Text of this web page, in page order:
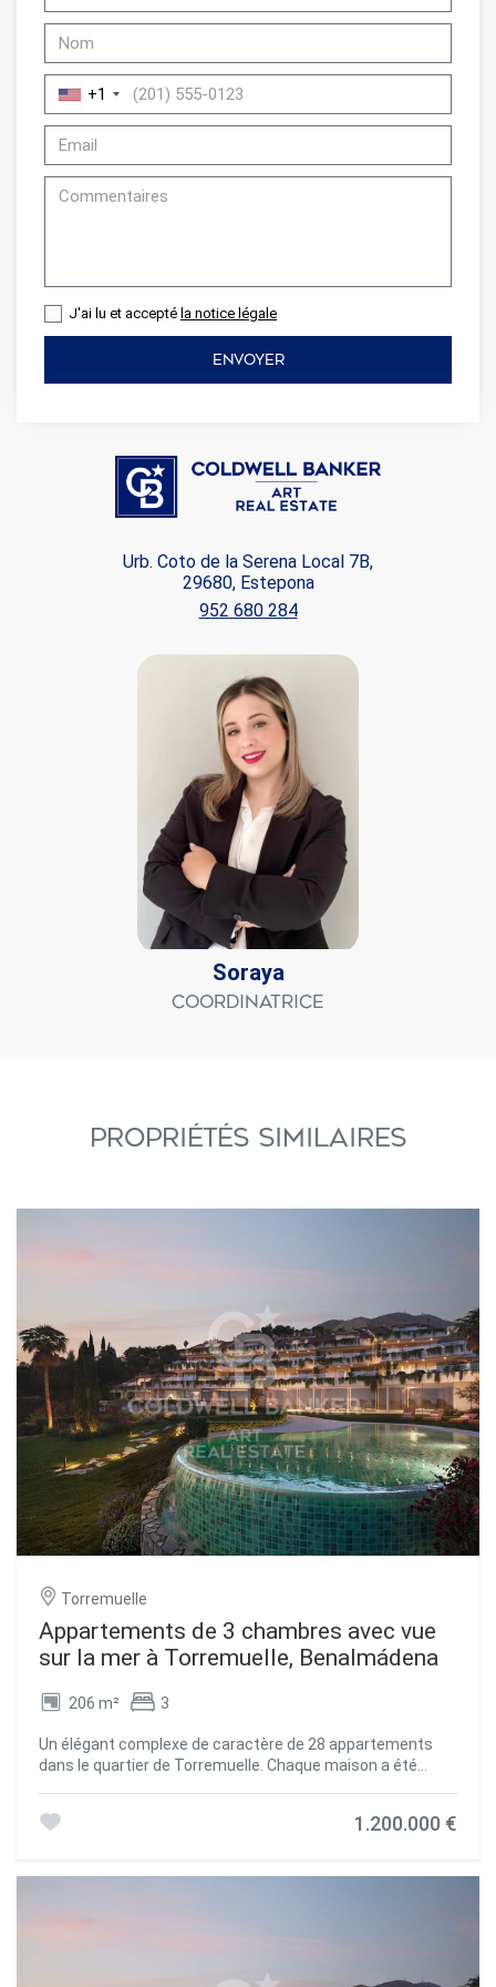
+1
J'ai lu et accepté la notice légale
ENVOYER
Urb. Coto de la Serena Local 7B,
29680, Estepona
952 680 284
Soraya
Coordinatrice
PROPRIÉTÉS SIMILAIRES
Torremuelle
Appartements de 3 chambres avec vue
sur la mer à Torremuelle, Benalmádena
206 m² 3
Un élégant complexe de caractère de 28 appartements
dans le quartier de Torremuelle. Chaque maison a été
élèveront le niveau de services. Ce complexe de logements
mais à proximité de l'énergie vibrante de l'une des zones
1.200.000 €